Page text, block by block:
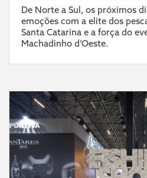
De Norte a Sul, os próximos
emoções com a elite dos
Santa Catarina e a força do
Machadinho d’Oeste.